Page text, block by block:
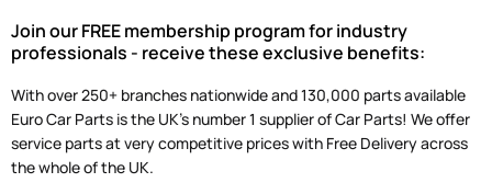
Join our FREE membership program for industry
professionals - receive these exclusive benefits:
With over 250+ branches nationwide and 130,000 parts available
Euro Car Parts is the UK's number 1 supplier of Car Parts! We offer
service parts at very competitive prices with Free Delivery across
the whole of the UK.